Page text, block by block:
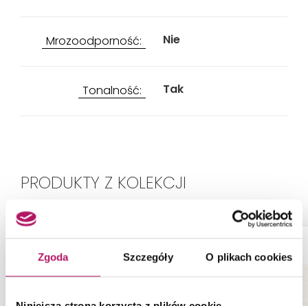
Zgoda Szczegóły O plikach cookies
Mrozoodporność: Nie
Tonalność: Tak
PRODUKTY Z KOLEKCJI